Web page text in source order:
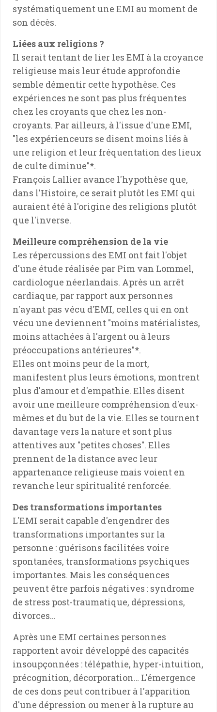
systématiquement une EMI au moment de
son décès.
Liées aux religions ?
Il serait tentant de lier les EMI à la croyance
religieuse mais leur étude approfondie
semble démentir cette hypothèse. Ces
expériences ne sont pas plus fréquentes
chez les croyants que chez les non-
croyants. Par ailleurs, à l'issue d'une EMI,
"les expérienceurs se disent moins liés à
une religion et leur fréquentation des lieux
de culte diminue"*.
François Lallier avance l'hypothèse que,
dans l'Histoire, ce serait plutôt les EMI qui
auraient été à l'origine des religions plutôt
que l'inverse.
Meilleure compréhension de la vie
Les répercussions des EMI ont fait l'objet
d'une étude réalisée par Pim van Lommel,
cardiologue néerlandais. Après un arrêt
cardiaque, par rapport aux personnes
n'ayant pas vécu d'EMI, celles qui en ont
vécu une deviennent "moins matérialistes,
moins attachées à l'argent ou à leurs
préoccupations antérieures"*.
Elles ont moins peur de la mort,
manifestent plus leurs émotions, montrent
plus d'amour et d'empathie. Elles disent
avoir une meilleure compréhension d'eux-
mêmes et du but de la vie. Elles se tournent
davantage vers la nature et sont plus
attentives aux "petites choses". Elles
prennent de la distance avec leur
appartenance religieuse mais voient en
revanche leur spiritualité renforcée.
Des transformations importantes
L'EMI serait capable d'engendrer des
transformations importantes sur la
personne : guérisons facilitées voire
spontanées, transformations psychiques
importantes. Mais les conséquences
peuvent être parfois négatives : syndrome
de stress post-traumatique, dépressions,
divorces…
Après une EMI certaines personnes
rapportent avoir développé des capacités
insoupçonnées : télépathie, hyper-intuition,
précognition, décorporation… L'émergence
de ces dons peut contribuer à l'apparition
d'une dépression ou mener à la rupture au